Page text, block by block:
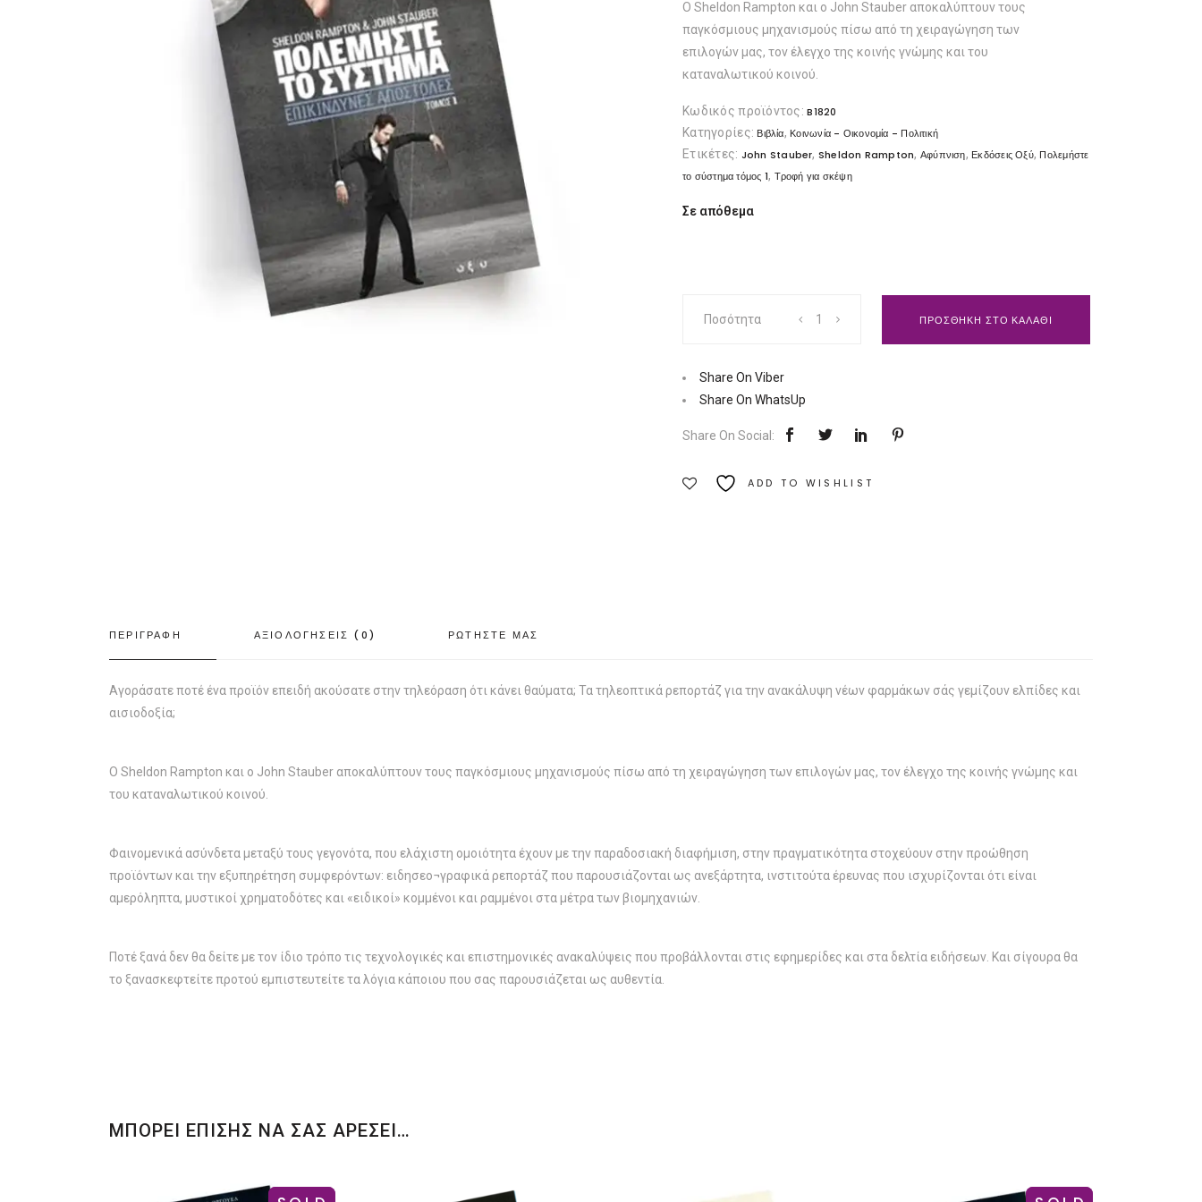
Ο Sheldon Rampton και ο John Stauber αποκαλύπτουν τους
παγκόσμιους μηχανισμούς πίσω από τη χειραγώγηση των
επιλογών μας, τον έλεγχο της κοινής γνώμης και του
καταναλωτικού κοινού.
Κωδικός προϊόντος:B1820
Κατηγορίες: Βιβλία, Κοινωνία - Οικονομία - Πολιτική
Ετικέτες: John Stauber,Sheldon Rampton, Αφύπνιση, Εκδόσεις Οξύ, Πολεμήστε
το σύστημα τόμος 1, Τροφή για σκέψη
Σε απόθεμα
το
τόμος
1
Εκδόσεις
Ποσότητα
Ποσότητα ΠΡΟΣΘΗΚΗ ΣΤΟ ΚΑΛΑΘΙ
Share On Viber
Share On WhatsUp
Share On Social:
ADD TO WISHLIST
ΠΕΡΙΓΡΑΦΗ ΑΞΙΟΛΟΓΗΣΕΙΣ (0) ΡΩΤΗΣΤΕ ΜΑΣ
Αγοράσατε ποτέ ένα προϊόν επειδή ακούσατε στην τηλεόραση ότι κάνει θαύματα; Τα τηλεοπτικά ρεπορτάζ για την ανακάλυψη νέων φαρμάκων σάς γεμίζουν ελπίδες και
αισιοδοξία;
Ο Sheldon Rampton και ο John Stauber αποκαλύπτουν τους παγκόσμιους μηχανισμούς πίσω από τη χειραγώγηση των επιλογών μας, τον έλεγχο της κοινής γνώμης και
του καταναλωτικού κοινού.
Φαινομενικά ασύνδετα μεταξύ τους γεγονότα, που ελάχιστη ομοιότητα έχουν με την παραδοσιακή διαφήμιση, στην πραγματικότητα στοχεύουν στην προώθηση
προϊόντων και την εξυπηρέτηση συμφερόντων: ειδησεο¬γραφικά ρεπορτάζ που παρουσιάζονται ως ανεξάρτητα, ινστιτούτα έρευνας που ισχυρίζονται ότι είναι
αμερόληπτα, μυστικοί χρηματοδότες και «ειδικοί» κομμένοι και ραμμένοι στα μέτρα των βιομηχανιών.
Ποτέ ξανά δεν θα δείτε με τον ίδιο τρόπο τις τεχνολογικές και επιστημονικές ανακαλύψεις που προβάλλονται στις εφημερίδες και στα δελτία ειδήσεων. Και σίγουρα θα
το ξανασκεφτείτε προτού εμπιστευτείτε τα λόγια κάποιου που σας παρουσιάζεται ως αυθεντία.
ΜΠΟΡΕΙ ΕΠΙΣΗΣ ΝΑ ΣΑΣ ΑΡΕΣΕΙ…